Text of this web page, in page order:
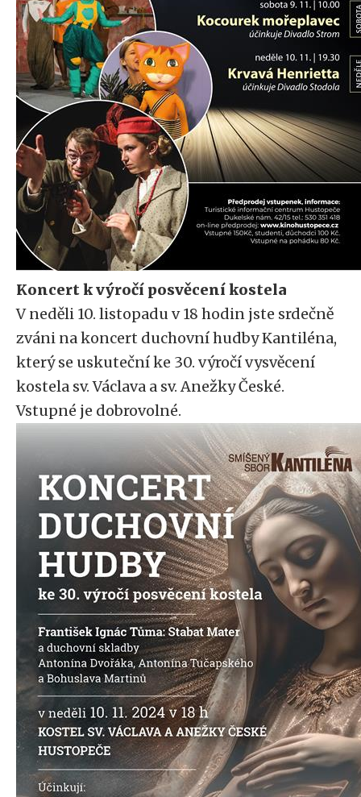
Koncert k výročí posvěcení kostela
V neděli 10. listopadu v 18 hodin jste srdečně
zváni na koncert duchovní hudby Kantiléna,
který se uskuteční ke 30. výročí vysvěcení
kostela sv. Václava a sv. Anežky České.
Vstupné je dobrovolné.